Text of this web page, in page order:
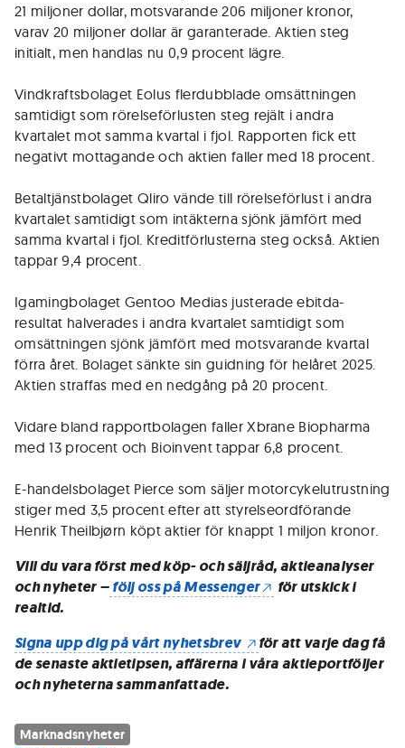
21 miljoner dollar, motsvarande 206 miljoner kronor,
varav 20 miljoner dollar är garanterade. Aktien steg
initialt, men handlas nu 0,9 procent lägre.
Vindkraftsbolaget Eolus flerdubblade omsättningen
samtidigt som rörelseförlusten steg rejält i andra
kvartalet mot samma kvartal i fjol. Rapporten fick ett
negativt mottagande och aktien faller med 18 procent.
Betaltjänstbolaget Qliro vände till rörelseförlust i andra
kvartalet samtidigt som intäkterna sjönk jämfört med
samma kvartal i fjol. Kreditförlusterna steg också. Aktien
tappar 9,4 procent.
Igamingbolaget Gentoo Medias justerade ebitda-
resultat halverades i andra kvartalet samtidigt som
omsättningen sjönk jämfört med motsvarande kvartal
förra året. Bolaget sänkte sin guidning för helåret 2025.
Aktien straffas med en nedgång på 20 procent.
Vidare bland rapportbolagen faller Xbrane Biopharma
med 13 procent och Bioinvent tappar 6,8 procent.
E-handelsbolaget Pierce som säljer motorcykelutrustning
stiger med 3,5 procent efter att styrelseordförande
Henrik Theilbjørn köpt aktier för knappt 1 miljon kronor.
Vill du vara först med köp- och säljråd, aktieanalyser
och nyheter –följ oss på Messenger
för utskick i
realtid.
Signa upp dig på vårt nyhetsbrev
för att varje dag få
de senaste aktietipsen, affärerna i våra aktieportföljer
och nyheterna sammanfattade.
Marknadsnyheter